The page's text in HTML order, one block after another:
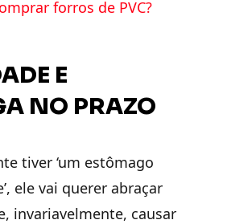
forros de PVC?
E
NO PRAZO
tiver ‘um estômago
ele vai querer abraçar
invariavelmente, causar